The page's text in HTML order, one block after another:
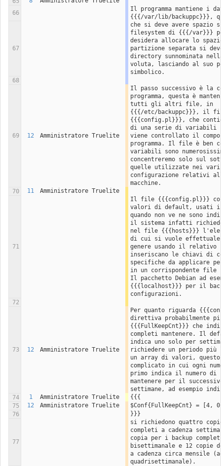
66
Il programma mantiene i
{{{/var/lib/backuppc}}},
67
che si deve avere spazio
filesystem di {{{/var}}}
desidera allocare lo
partizione separata si
directory sunnominata
voluta, lasciando al suo
simbolico.
68
69 12 Amministratore Truelite
Il passo successivo è la
programma, questa è
tutti gli altri file, in
{{{/etc/backuppc}}}, il
{{{config.pl}}}, che
di una serie di variabili
viene controllato il
programma. Il file è ben
variabili sono
concentreremo solo sul
quelle utilizzate nei
configurazione relativi
macchine.
70
11 Amministratore Truelite
71
Il file {{{config.pl}}}
valori di default, usati in
quando non ve ne sono
il sistema infatti
nel file {{{hosts}}}
di cui si vuole
genere usando il relativo
inseriscano le chiavi di
specifiche da applicare
in un corrispondente file
Il pacchetto Debian ad
{{{localhost}}} per il
configurazioni.
72
73 12 Amministratore Truelite
Per quanto riguarda
direttiva probabilmente
{{{FullKeepCnt}}} che
completi mantenere. Il
indica uno solo per
richiedere un periodo più
un array di valori,
complicato in cui ogni
primo indica il numero di
mantenere per il
settimane, ad esempio
74
1 Amministratore Truelite
{{{
75
12 Amministratore Truelite
$Conf{FullKeepCnt} = [4,
76
}}}
77
si richiedono quattro
completi a cadenza
copia per i backup
bisettimanale e 12 copie
a cadenza circa mensile
quadrisettimanale).